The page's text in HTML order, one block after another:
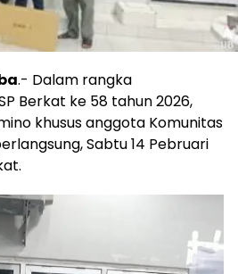
.- Dalam rangka
Berkat ke 58 tahun 2026,
khusus anggota Komunitas
Sabtu 14 Pebruari